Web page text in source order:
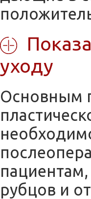
уходу
Основным
рубцов и